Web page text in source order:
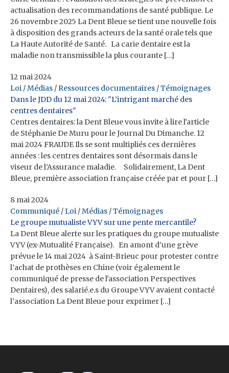
actualisation des recommandations de santé publique. Le
26 novembre 2025 La Dent Bleue se tient une nouvelle fois
à disposition des grands acteurs de la santé orale tels que
La Haute Autorité de Santé. La carie dentaire est la
maladie non transmissible la plus courante […]
12 mai 2024
Loi /Médias /Ressources documentaires /Témoignages
Dans le JDD du 12 mai 2024: "L’intrigant marché des
centres dentaires"
Centres dentaires: la Dent Bleue vous invite à lire l'article
de Stéphanie De Muru pour le Journal Du Dimanche. 12
mai 2024 FRAUDE Ils se sont multipliés ces dernières
années : les centres dentaires sont désormais dans le
viseur de l’Assurance maladie. Solidairement, La Dent
Bleue, première association française créée par et pour […]
8 mai 2024
Communiqué /Loi /Médias /Témoignages
Le groupe mutualiste VYV sur une pente mercantile?
La Dent Bleue alerte sur les pratiques du groupe mutualiste
VYV (ex-Mutualité Française). En amont d’une grève
prévue le 14 mai 2024 à Saint-Brieuc pour protester contre
l’achat de prothèses en Chine (voir également le
communiqué de presse de l'association Perspectives
Dentaires), des salarié.e.s du Groupe VYV avaient contacté
l’association La Dent Bleue pour exprimer […]